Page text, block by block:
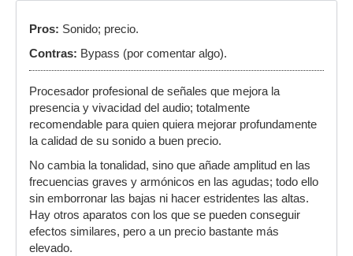
Pros: Sonido; precio.
Contras: Bypass (por comentar algo).
Procesador profesional de señales que mejora la
presencia y vivacidad del audio; totalmente
recomendable para quien quiera mejorar profundamente
la calidad de su sonido a buen precio.
No cambia la tonalidad, sino que añade amplitud en las
frecuencias graves y armónicos en las agudas; todo ello
sin emborronar las bajas ni hacer estridentes las altas.
Hay otros aparatos con los que se pueden conseguir
efectos similares, pero a un precio bastante más
elevado.